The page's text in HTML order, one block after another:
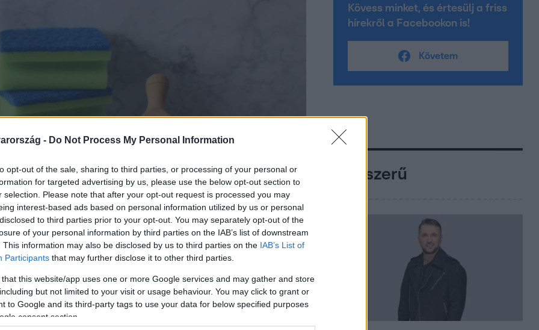
- Do Not Process My Personal Information
opt-out of the sale, sharing to third parties, or processing of your personal or
for targeted advertising by us, please use the below opt-out section to
selection. Please note that after your opt-out request is processed you may
interest-based ads based on personal information utilized by us or personal
to third parties prior to your opt-out. You may separately opt-out of the
of your personal information by third parties on the IAB’s list of downstream
This information may also be disclosed by us to third parties on the IAB’s List of
Participants that may further disclose it to other third parties.
that this website/app uses one or more Google services and may gather and store
but not limited to your visit or usage behaviour. You may click to grant or
to Google and its third-party tags to use your data for below specified purposes
consent section.
Kövess minket, és értesülj a friss
hírekről a Facebookon is!
Követem
Népszerű